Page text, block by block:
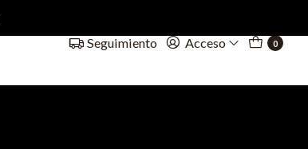
Seguimiento Acceso 0